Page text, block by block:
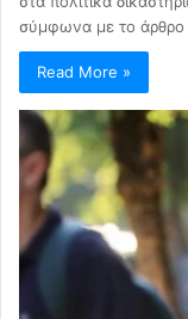
σύμφωνα με το
Read More »